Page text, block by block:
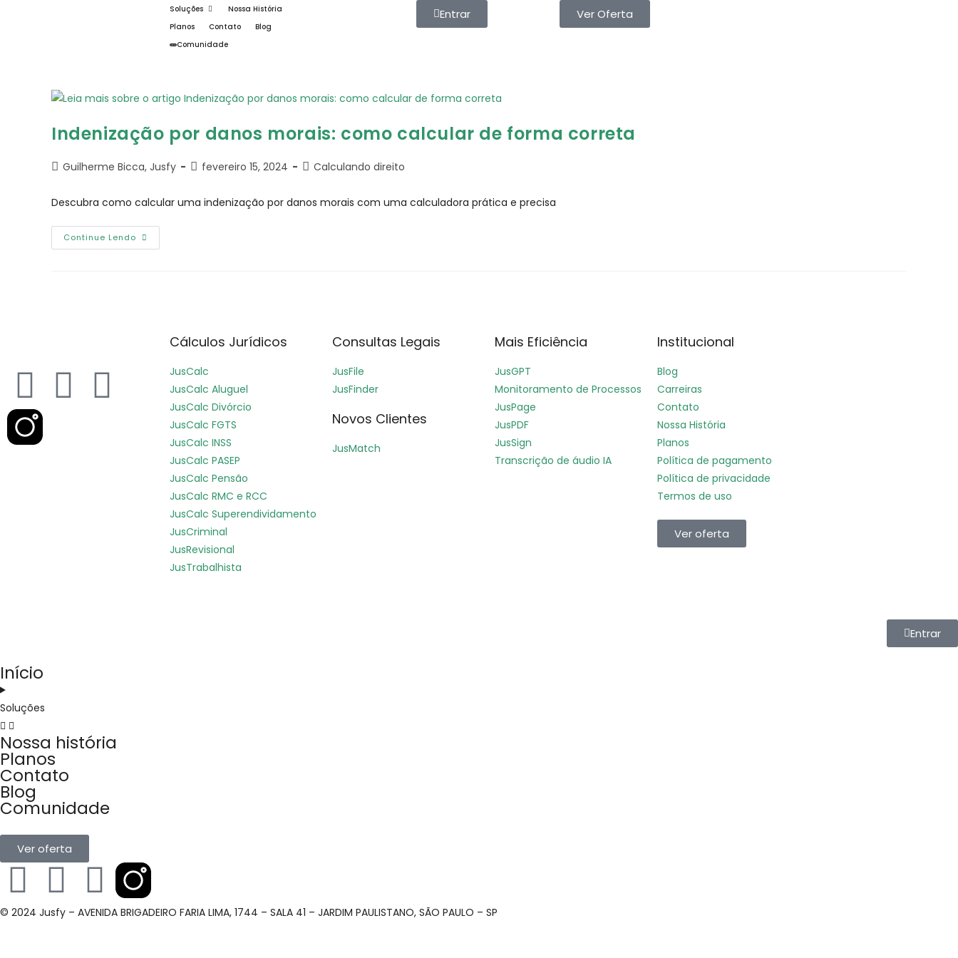
Soluções
Nossa História
Planos
Contato
Blog
Comunidade
Entrar Ver Oferta
Indenização por danos morais: como calcular de forma correta
Guilherme Bicca, Jusfy fevereiro 15, 2024 Calculando direito
Descubra como calcular uma indenização por danos morais com uma calculadora prática e precisa
Continue Lendo
Cálculos Jurídicos
JusCalc
JusCalc Aluguel
JusCalc Divórcio
JusCalc FGTS
JusCalc INSS
JusCalc PASEP
JusCalc Pensão
JusCalc RMC e RCC
JusCalc Superendividamento
JusCriminal
JusRevisional
JusTrabalhista
Consultas Legais
JusFile
JusFinder
Novos Clientes
JusMatch
Mais Eficiência
JusGPT
Monitoramento de Processos
JusPage
JusPDF
JusSign
Transcrição de áudio IA
Institucional
Blog
Carreiras
Contato
Nossa História
Planos
Política de pagamento
Política de privacidade
Termos de uso
Ver oferta
Entrar
Início
Soluções
Nossa história
Planos
Contato
Blog
Comunidade
Ver oferta
© 2024 Jusfy – AVENIDA BRIGADEIRO FARIA LIMA, 1744 – SALA 41 – JARDIM PAULISTANO, SÃO PAULO – SP